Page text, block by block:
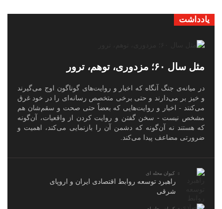
یادداشت
مثل سال ۶۰؛ مزدوری، توهم، ترور
در میانه‌ی جنگ آنگاه که اخبار و روایت‌های گوناگون اوج می‌گیرند
و خیز بر می‌دارند و حتی برخی متخصص رسانه‌ای را در خود غرق
می‌کنند - اخبار و روایت‌هایی که بعضاً حتی صحت و سقم‌شان هم
مشخص نیست - سخن گفتن و روایت کردن از واقعیات، آن‌گونه
که هستند نه آن‌گونه که دشمن آن را بازنمایی می‌کند، اهمیت و
ضرورتی مضاعف پیدا می‌کند.
کیوان محله ای
راهبرد توسعه روابط اقتصادی ایران و اروپای
شرقی